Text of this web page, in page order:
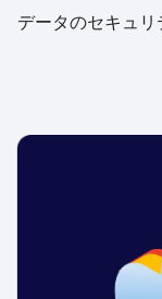
データのセキュ